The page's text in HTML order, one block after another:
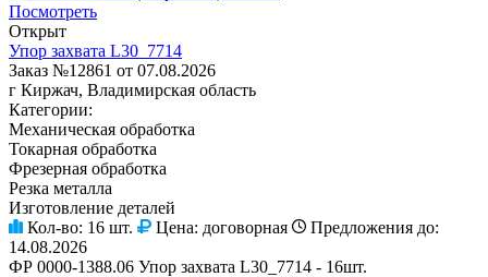
Посмотреть
Открыт
Упор захвата L30_7714
Заказ №12861 от 07.08.2026
г Киржач, Владимирская область
Категории:
Механическая обработка
Токарная обработка
Фрезерная обработка
Резка металла
Изготовление деталей
Кол-во: 16 шт. Цена: договорная
Предложения до:
14.08.2026
ФР 0000-1388.06 Упор захвата L30_7714 - 16шт.